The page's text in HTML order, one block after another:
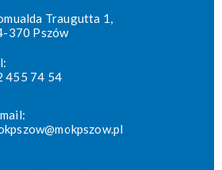
Traugutta 1,
370 Pszów
455 74 54